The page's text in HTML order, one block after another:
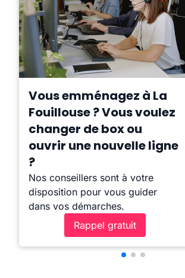
Vous emménagez à La
Fouillouse ? Vous voulez
changer de box ou
ouvrir une nouvelle ligne
?
Nos conseillers sont à votre
disposition pour vous guider
dans vos démarches.
Rappel gratuit